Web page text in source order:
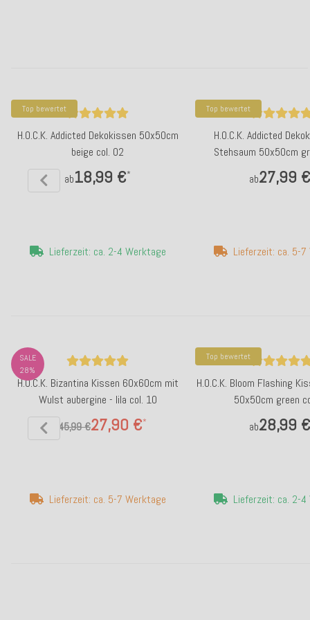
Top bewertet
H.O.C.K. Addicted Dekokissen 50x50cm
beige col. 02
ab18,99 €*
Lieferzeit: ca. 2-4 Werktage
Top bewertet
H.O.C.K. Addicted
Stehsaum 50x50cm
ab27,99 €
Lieferzeit: ca. 5-7
SALE
28%
H.O.C.K. Bizantina Kissen 60x60cm mit
Wulst aubergine - lila col. 10
27,90 €*
45,99 €
Lieferzeit: ca. 5-7 Werktage
Top bewertet
H.O.C.K. Bloom Flashing
50x50cm green
ab28,99 €
Lieferzeit: ca. 2-4